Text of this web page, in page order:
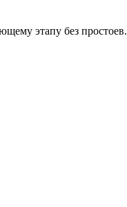
этапу без простоев.